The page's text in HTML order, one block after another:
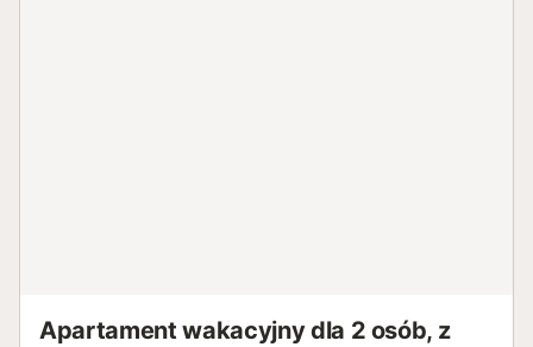
Apartament wakacyjny dla 2 osób, z